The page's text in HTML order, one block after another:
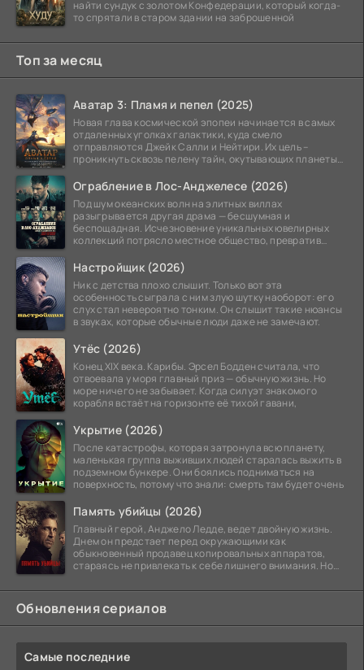
найти сундук с золотом Конфедерации, который когда-
то спрятали в старом здании на заброшенной
Топ за месяц
Аватар 3: Пламя и пепел (2025)
Новая глава космической эпопеи начинается в самых
отдаленных уголках галактики, куда смело
отправляются Джейк Салли и Нейтири. Их цель –
проникнуть сквозь пелену тайн, окутывающих планеты
Ограбление в Лос-Анджелесе (2026)
Под шум океанских волн на элитных виллах
разыгрывается другая драма — бесшумная и
беспощадная. Исчезновение уникальных ювелирных
коллекций потрясло местное общество, превратив
Настройщик (2026)
Ник с детства плохо слышит. Только вот эта
особенность сыграла с ним злую шутку наоборот: его
слух стал невероятно тонким. Он слышит такие нюансы
в звуках, которые обычные люди даже не замечают.
Утёс (2026)
Конец XIX века. Карибы. Эрсел Бодден считала, что
отвоевала у моря главный приз — обычную жизнь. Но
море ничего не забывает. Когда силуэт знакомого
корабля встаёт на горизонте её тихой гавани,
Укрытие (2026)
После катастрофы, которая затронула всю планету,
маленькая группа выживших людей старалась выжить в
подземном бункере. Они боялись подниматься на
поверхность, потому что знали: смерть там будет очень
Память убийцы (2026)
Главный герой, Анджело Ледде, ведет двойную жизнь.
Днем он предстает перед окружающими как
обыкновенный продавец копировальных аппаратов,
стараясь не привлекать к себе лишнего внимания. Но
Обновления сериалов
Самые последние